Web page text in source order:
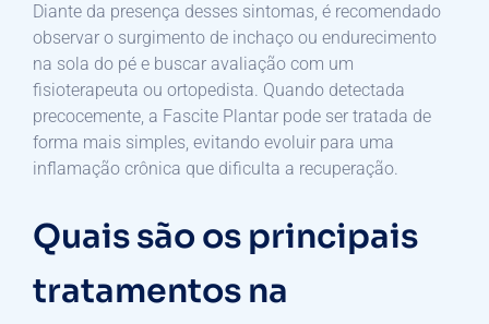
Diante da presença desses sintomas, é recomendado
observar o surgimento de inchaço ou endurecimento
na sola do pé e buscar avaliação com um
fisioterapeuta ou ortopedista. Quando detectada
precocemente, a Fascite Plantar pode ser tratada de
forma mais simples, evitando evoluir para uma
inflamação crônica que dificulta a recuperação.
Quais são os principais
tratamentos na